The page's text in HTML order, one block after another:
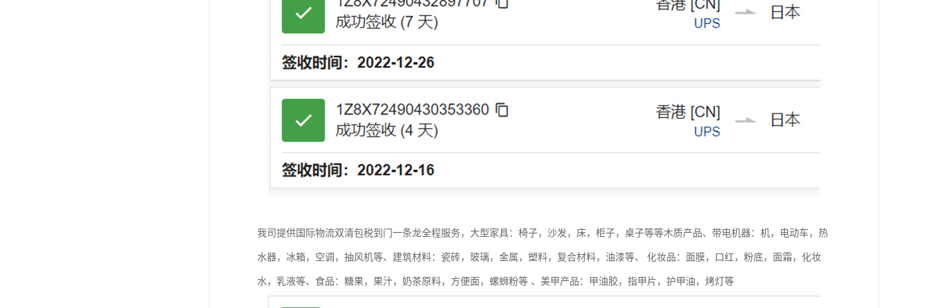
我司提供国际物流双清包税到门一条龙全程服务，大型家具：椅子，沙发，床，柜子，桌子等等木质产品、带电机器：机，电动车，热
水器，冰箱，空调，抽风机等、建筑材料：瓷砖，玻璃，金属，塑料，复合材料，油漆等、 化妆品：面膜，口红，粉底，面霜，化妆
水，乳液等、食品：糖果，果汁，奶茶原料，方便面，螺蛳粉等 、美甲产品：甲油胶，指甲片，护甲油，烤灯等